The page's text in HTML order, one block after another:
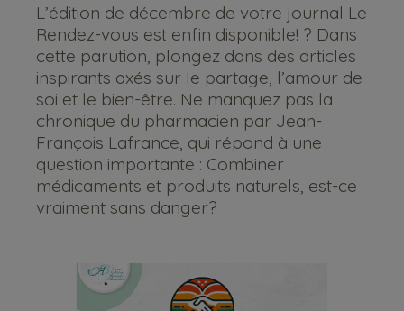
L’édition de décembre de votre journal Le
Rendez-vous est enfin disponible! ? Dans
cette parution, plongez dans des articles
inspirants axés sur le partage, l’amour de
soi et le bien-être. Ne manquez pas la
chronique du pharmacien par Jean-
François Lafrance, qui répond à une
question importante : Combiner
médicaments et produits naturels, est-ce
vraiment sans danger?